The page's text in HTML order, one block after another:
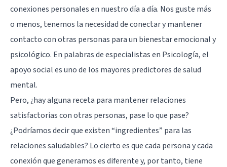
conexiones personales en nuestro día a día. Nos guste más
o menos, tenemos la necesidad de conectar y mantener
contacto con otras personas para un bienestar emocional y
psicológico. En palabras de especialistas en Psicología, el
apoyo social es uno de los mayores predictores de salud
mental.
Pero, ¿hay alguna receta para mantener relaciones
satisfactorias con otras personas, pase lo que pase?
¿Podríamos decir que existen “ingredientes” para las
relaciones saludables? Lo cierto es que cada persona y cada
conexión que generamos es diferente y, por tanto, tiene